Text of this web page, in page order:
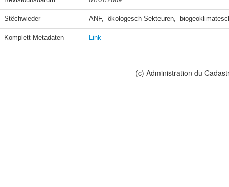
Stëchwieder ANF,  ökologesch Sekteuren,
Komplett Metadaten Link
(c) Administration du